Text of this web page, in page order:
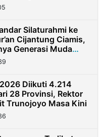
Silaturahmi ke
Cijantung Ciamis,
Generasi Muda
Diikuti 4.214
28 Provinsi, Rektor
Trunojoyo Masa Kini